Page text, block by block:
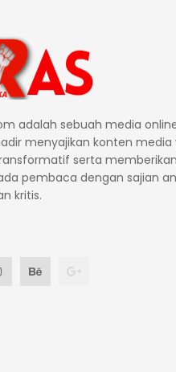
adalah sebuah media
menyajikan konten media
serta memberikan
pembaca dengan sajian
kritis.